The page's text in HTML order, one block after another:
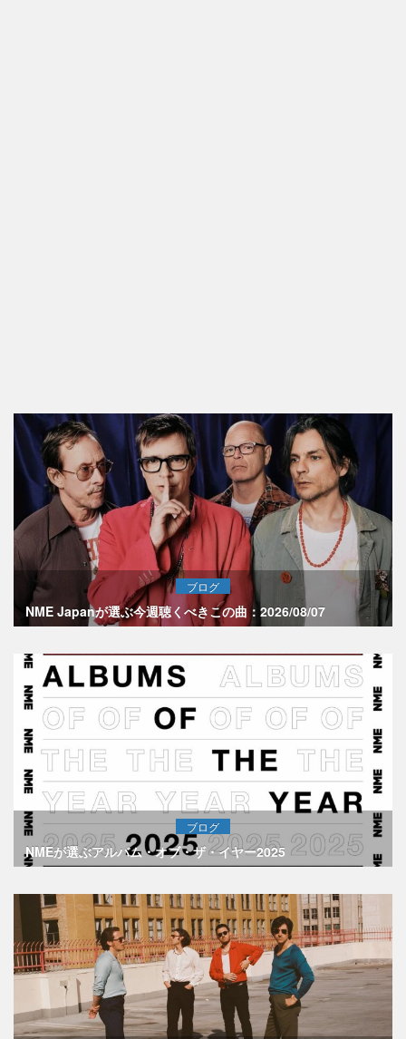
ブログ
NME Japanが選ぶ今週聴くべきこの曲：2026/08/07
ブログ
NMEが選ぶアルバム・オブ・ザ・イヤー2025